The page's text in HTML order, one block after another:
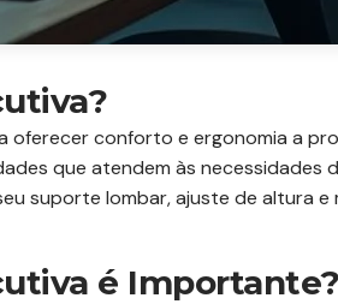
oferecer conforto e ergonomia a
que atendem às necessidades
suporte lombar, ajuste de altura e
é Importante?